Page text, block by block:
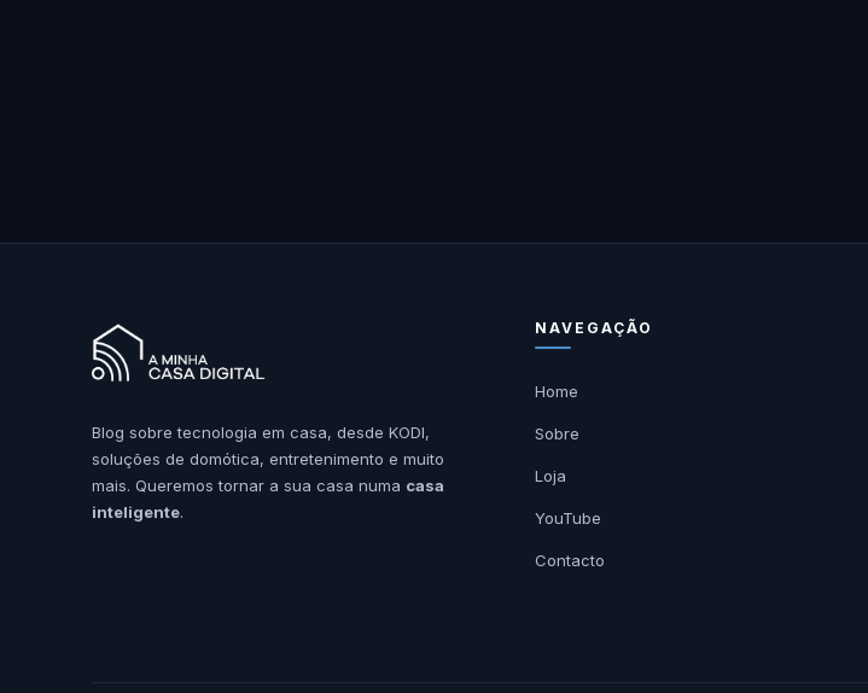
Blog sobre tecnologia em casa, desde KODI,
soluções de domótica, entretenimento e muito
mais. Queremos tornar a sua casa numa casa
inteligente.
NAVEGAÇÃO
Home
Sobre
Loja
YouTube
Contacto